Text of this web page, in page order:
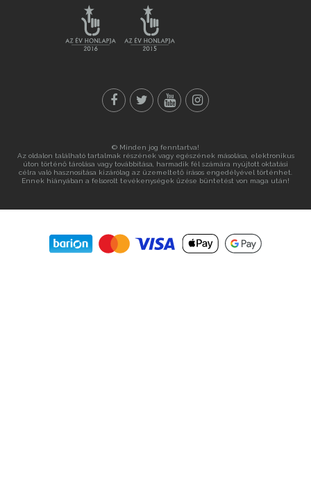
© Minden jog fenntartva!
Az oldalon található tartalmak részének vagy egészének másolása, elektronikus
úton történő tárolása vagy továbbítása, harmadik fél számára nyújtott oktatási
célra való hasznosítása kizárólag az üzemeltető írásos engedélyével történhet.
Ennek hiányában a felsorolt tevékenységek űzése büntetést von maga után!